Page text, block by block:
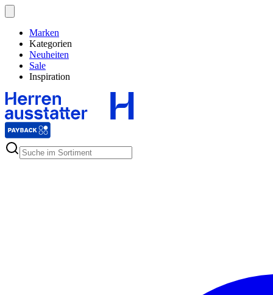
Marken
Kategorien
Neuheiten
Sale
Inspiration